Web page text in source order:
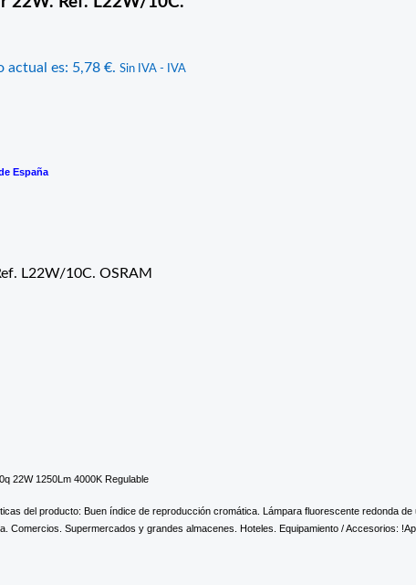
actual es: 5,78 €. Sin IVA - IVA
España
L22W/10C. OSRAM
22W 1250Lm 4000K Regulable
del producto: Buen índice de reproducción cromática. Lámpara fluorescente redonda
Comercios. Supermercados y grandes almacenes. Hoteles. Equipamiento / Accesorios: